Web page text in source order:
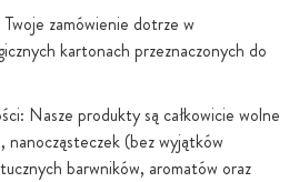
zamówienie dotrze w
kartonach przeznaczonych do
Nasze produkty są całkowicie wolne
nanocząsteczek (bez wyjątków
barwników, aromatów oraz